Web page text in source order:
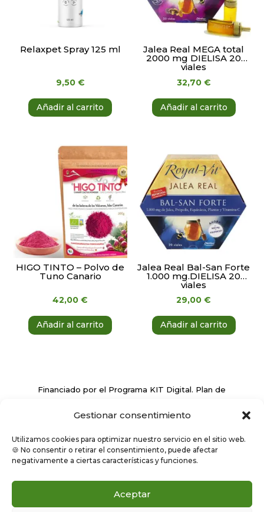
Gestionar consentimiento
Utilizamos cookies para optimizar nuestro servicio en el sitio web.
🍪 No consentir o retirar el consentimiento, puede afectar
negativamente a ciertas características y funciones.
Aceptar
Relaxpet Spray 125 ml
9,50 €
Añadir al carrito
Jalea Real MEGA total
2000 mg DIELISA 20
viales
32,70 €
Añadir al carrito
HIGO TINTO – Polvo de
Tuno Canario
42,00€
Añadir al carrito
Jalea Real Bal-San Forte
1.000 mg.DIELISA 20
viales
29,00€
Añadir al carrito
Financiado por el Programa KIT Digital. Plan de
España ‘Next Generation EU’